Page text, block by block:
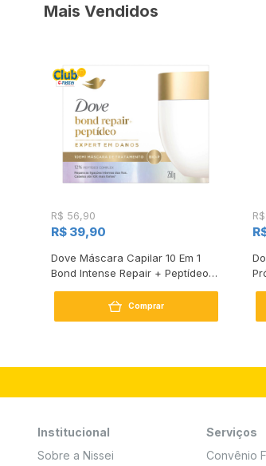
Mais Vendidos
R$ 56,90
R$ 39,90
Dove Máscara Capilar 10 Em 1
Bond Intense Repair + Peptídeo
Comprar
Institucional
Sobre a Nissei
Serviços
Convênio